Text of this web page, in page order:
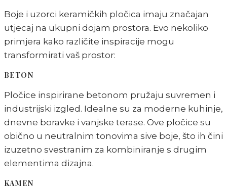
Boje i uzorci keramičkih pločica imaju značajan
utjecaj na ukupni dojam prostora. Evo nekoliko
primjera kako različite inspiracije mogu
transformirati vaš prostor:
BETON
Pločice inspirirane betonom pružaju suvremen i
industrijski izgled. Idealne su za moderne kuhinje,
dnevne boravke i vanjske terase. Ove pločice su
obično u neutralnim tonovima sive boje, što ih čini
izuzetno svestranim za kombiniranje s drugim
elementima dizajna.
KAMEN